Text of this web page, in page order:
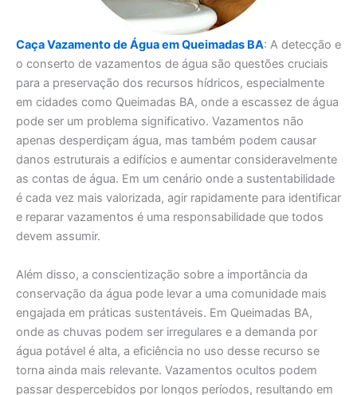
Caça Vazamento de Água em Queimadas BA: A detecção e
o conserto de vazamentos de água são questões cruciais
para a preservação dos recursos hídricos, especialmente
em cidades como Queimadas BA, onde a escassez de água
pode ser um problema significativo. Vazamentos não
apenas desperdiçam água, mas também podem causar
danos estruturais a edifícios e aumentar consideravelmente
as contas de água. Em um cenário onde a sustentabilidade
é cada vez mais valorizada, agir rapidamente para identificar
e reparar vazamentos é uma responsabilidade que todos
devem assumir.
Além disso, a conscientização sobre a importância da
conservação da água pode levar a uma comunidade mais
engajada em práticas sustentáveis. Em Queimadas BA,
onde as chuvas podem ser irregulares e a demanda por
água potável é alta, a eficiência no uso desse recurso se
torna ainda mais relevante. Vazamentos ocultos podem
passar despercebidos por longos períodos, resultando em